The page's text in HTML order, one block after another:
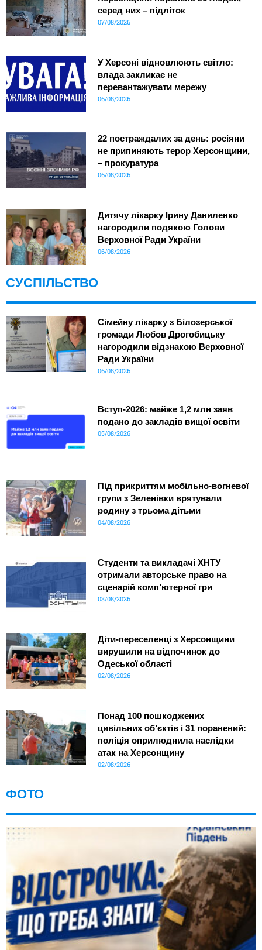
серед них – підліток
07/08/2026
У Херсоні відновлюють світло:
влада закликає не
перевантажувати мережу
06/08/2026
22 постраждалих за день: росіяни
не припиняють терор Херсонщини,
– прокуратура
06/08/2026
Дитячу лікарку Ірину Даниленко
нагородили подякою Голови
Верховної Ради України
06/08/2026
СУСПІЛЬСТВО
Сімейну лікарку з Білозерської
громади Любов Дрогобицьку
нагородили відзнакою Верховної
Ради України
06/08/2026
Вступ-2026: майже 1,2 млн заяв
подано до закладів вищої освіти
05/08/2026
Під прикриттям мобільно-вогневої
групи з Зеленівки врятували
родину з трьома дітьми
04/08/2026
Студенти та викладачі ХНТУ
отримали авторське право на
сценарій комп’ютерної гри
03/08/2026
Діти-переселенці з Херсонщини
вирушили на відпочинок до
Одеської області
02/08/2026
Понад 100 пошкоджених
цивільних об’єктів і 31 поранений:
поліція оприлюднила наслідки
атак на Херсонщину
02/08/2026
ФОТО